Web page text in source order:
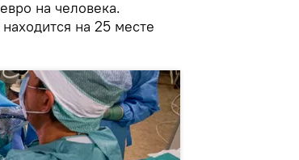
на человека.
на 25 месте